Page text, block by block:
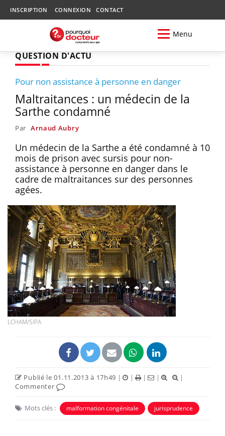
INSCRIPTION CONNEXION CONTACT
Menu
QUESTION D'ACTU
Pour non assistance à personne en danger
Maltraitances : un médecin de la
Sarthe condamné
Par Arnaud Aubry
Un médecin de la Sarthe a été condamné à 10
mois de prison avec sursis pour non-
assistance à personne en danger dans le
cadre de maltraitances sur des personnes
agées.
LCHAM/SIPA
Publié le 01.11.2013 à 17h49 | | | |
|
Commenter
Mots clés : malformation congénitale jurisprudence